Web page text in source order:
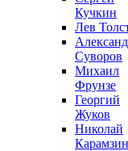
Кучкин
Лев
Суворов
Михаил
Фрунзе
Георгий
Жуков
Николай
Карамзин